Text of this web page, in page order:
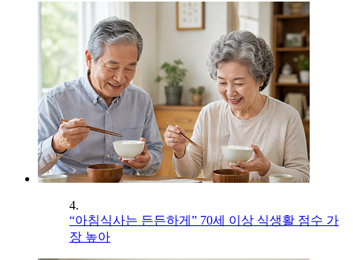
4.
“아침식사는 든든하게” 70세 이상 식생활 점수 가
장 높아